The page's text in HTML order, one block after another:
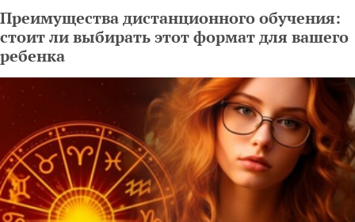
Преимущества дистанционного обучения:
стоит ли выбирать этот формат для вашего
ребенка